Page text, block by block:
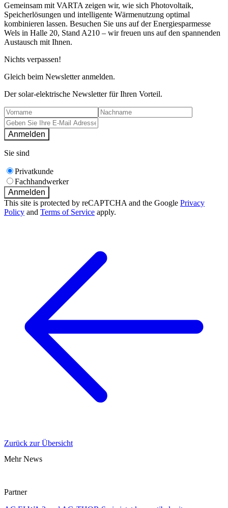
Gemeinsam mit VARTA zeigen wir, wie sich Photovoltaik,
Speicherlösungen und intelligente Wärmenutzung optimal
kombinieren lassen. Besuchen Sie uns auf der Energiesparmesse
Wels in Halle 20, Stand A210 – wir freuen uns auf den spannenden
Austausch mit Ihnen.
Nichts verpassen!
Gleich beim Newsletter anmelden.
Der solar-elektrische Newsletter für Ihren Vorteil.
Anmelden
Sie sind
Privatkunde
Fachhandwerker
Anmelden
This site is protected by reCAPTCHA and the Google Privacy
Policy and Terms of Service apply.
Zurück zur Übersicht
Mehr News
Partner